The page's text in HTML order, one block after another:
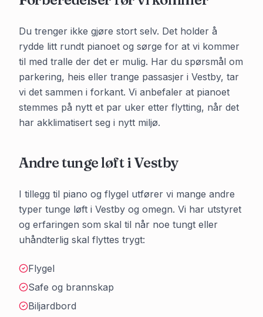
Du trenger ikke gjøre stort selv. Det holder å
rydde litt rundt pianoet og sørge for at vi kommer
til med tralle der det er mulig. Har du spørsmål om
parkering, heis eller trange passasjer i Vestby, tar
vi det sammen i forkant. Vi anbefaler at pianoet
stemmes på nytt et par uker etter flytting, når det
har akklimatisert seg i nytt miljø.
Andre tunge løft iVestby
I tillegg til piano og flygel utfører vi mange andre
typer tunge løft i Vestby og omegn. Vi har utstyret
og erfaringen som skal til når noe tungt eller
uhåndterlig skal flyttes trygt:
Flygel
Safe og brannskap
Biljardbord